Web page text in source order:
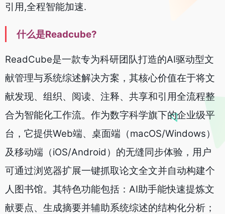
引用,全程智能加速.
什么是Readcube?
ReadCube是一款专为科研团队打造的AI驱动型文
献管理与系统综述解决方案，其核心价值在于将文
献发现、组织、阅读、注释、共享和引用全流程整
合为智能化工作流。作为数字科学旗下的企业级平
台，它提供Web端、桌面端（macOS/Windows）
及移动端（iOS/Android）的无缝同步体验，用户
可通过浏览器扩展一键抓取论文全文并自动构建个
人图书馆。其特色功能包括：AI助手能快速提炼文
献要点、生成摘要并辅助系统综述的结构化分析；